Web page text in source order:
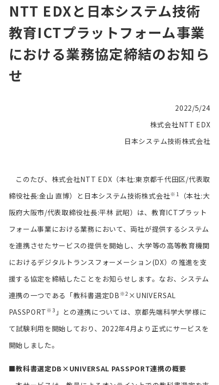
NTT EDXと日本システム技術
教育ICTプラットフォーム事業
における業務協定締結のお知ら
せ
2022/5/24
株式会社NTT EDX
日本システム技術株式会社
このたび、株式会社NTT EDX（本社:東京都千代田区/代表取
締役社長:金山 直博）と日本システム技術株式会社※1
（本社:大
阪府大阪市/代表取締役社長:平林 武昭）は、教育ICTプラット
フォーム事業における業務において、両社が提供するシステム
を連携させたサービスの提供を開始し、大学等の高等教育機関
におけるデジタルトランスフォーメーション(DX）の推進を支
援する協定を締結したことをお知らせします。なお、システム
連携の一つである「教科書選定DB ※2 ×UNIVERSAL
PASSPORT ※3 」との連携については、京都先端科学大学様に
て試験利用を開始しており、2022年4月より正式にサービスを
開始しました。
■教科書選定DB×UNIVERSAL PASSPORT連携の概要